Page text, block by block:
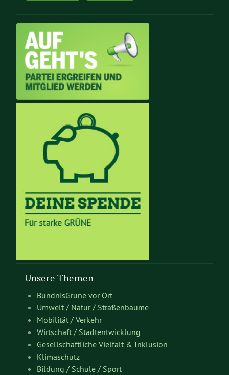
Unsere Themen
BündnisGrüne vor Ort
Umwelt / Natur / Straßenbäume
Mobilität / Verkehr
Wirtschaft / Stadtentwicklung
Gesellschaftliche Vielfalt & Inklusion
Klimaschutz
Bildung / Schule / Sport